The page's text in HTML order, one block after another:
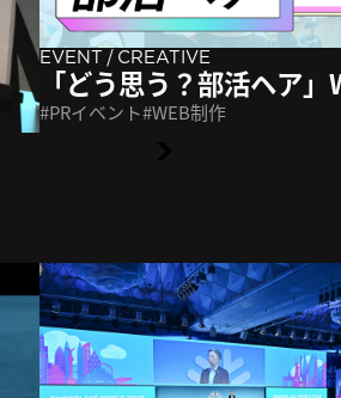
EVENT/CREATIVE
「どう思う？部活ヘア
PRイベント WEB制作